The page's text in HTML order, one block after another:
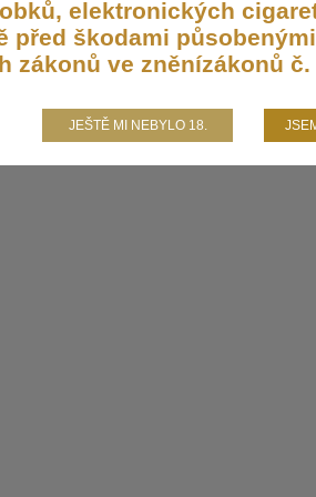
elektronických
před škodami
ve zněnízákonů č.
JEŠTĚ MI NEBYLO 18.